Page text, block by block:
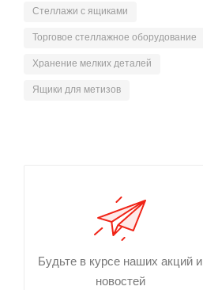
Стеллажи с ящиками
Торговое стеллажное оборудование
Хранение мелких деталей
Ящики для метизов
Будьте в курсе наших акций и
новостей